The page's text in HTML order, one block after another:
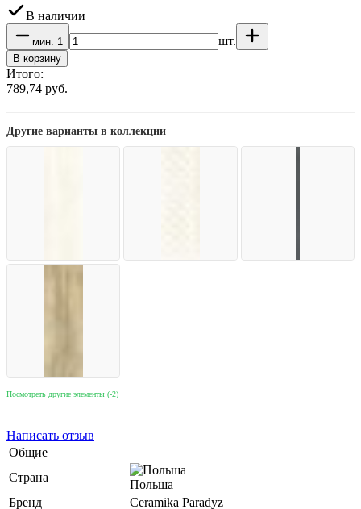
В наличии
мин. 1 шт.
В корзину
Итого:
789,74 руб.
Другие варианты в коллекции
Посмотреть другие элементы (-2)
Написать отзыв
Общие
Страна
Польша
Бренд
Ceramika Paradyz